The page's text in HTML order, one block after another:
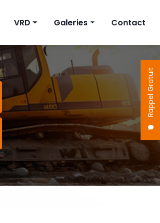
Rappel Gratuit
VRD
Fosse septique
Cuve à eau
Pompe de relevage
Galeries
Terrassement
Enrochement
VRD
Contact